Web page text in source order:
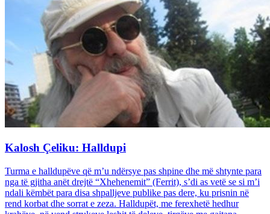
Kalosh Çeliku: Halldupi
Turma e halldupëve që m’u ndërsye pas shpine dhe më shtynte para
nga të gjitha anët drejtë “Xhehenemit” (Ferrit), s’di as vetë se si m’i
ndali këmbët para disa shpalljeve publike pas dere, ku prisnin në
rend korbat dhe sorrat e zeza. Halldupët, me ferexhetë hedhur